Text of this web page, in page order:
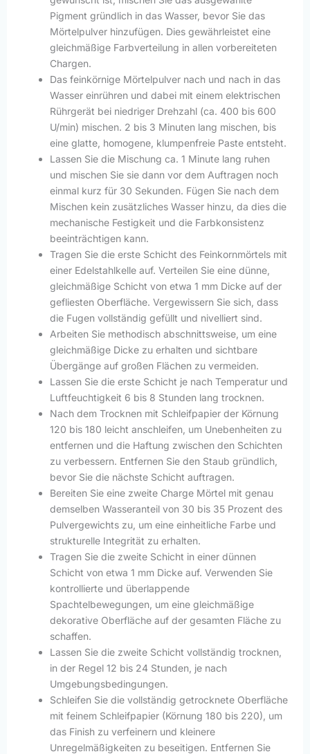
Pigment gründlich in das Wasser, bevor Sie das
Mörtelpulver hinzufügen. Dies gewährleistet eine
gleichmäßige Farbverteilung in allen vorbereiteten
Chargen.
Das feinkörnige Mörtelpulver nach und nach in das
Wasser einrühren und dabei mit einem elektrischen
Rührgerät bei niedriger Drehzahl (ca. 400 bis 600
U/min) mischen. 2 bis 3 Minuten lang mischen, bis
eine glatte, homogene, klumpenfreie Paste entsteht.
Lassen Sie die Mischung ca. 1 Minute lang ruhen
und mischen Sie sie dann vor dem Auftragen noch
einmal kurz für 30 Sekunden. Fügen Sie nach dem
Mischen kein zusätzliches Wasser hinzu, da dies die
mechanische Festigkeit und die Farbkonsistenz
beeinträchtigen kann.
Tragen Sie die erste Schicht des Feinkornmörtels mit
einer Edelstahlkelle auf. Verteilen Sie eine dünne,
gleichmäßige Schicht von etwa 1 mm Dicke auf der
gefliesten Oberfläche. Vergewissern Sie sich, dass
die Fugen vollständig gefüllt und nivelliert sind.
Arbeiten Sie methodisch abschnittsweise, um eine
gleichmäßige Dicke zu erhalten und sichtbare
Übergänge auf großen Flächen zu vermeiden.
Lassen Sie die erste Schicht je nach Temperatur und
Luftfeuchtigkeit 6 bis 8 Stunden lang trocknen.
Nach dem Trocknen mit Schleifpapier der Körnung
120 bis 180 leicht anschleifen, um Unebenheiten zu
entfernen und die Haftung zwischen den Schichten
zu verbessern. Entfernen Sie den Staub gründlich,
bevor Sie die nächste Schicht auftragen.
Bereiten Sie eine zweite Charge Mörtel mit genau
demselben Wasseranteil von 30 bis 35 Prozent des
Pulvergewichts zu, um eine einheitliche Farbe und
strukturelle Integrität zu erhalten.
Tragen Sie die zweite Schicht in einer dünnen
Schicht von etwa 1 mm Dicke auf. Verwenden Sie
kontrollierte und überlappende
Spachtelbewegungen, um eine gleichmäßige
dekorative Oberfläche auf der gesamten Fläche zu
schaffen.
Lassen Sie die zweite Schicht vollständig trocknen,
in der Regel 12 bis 24 Stunden, je nach
Umgebungsbedingungen.
Schleifen Sie die vollständig getrocknete Oberfläche
mit feinem Schleifpapier (Körnung 180 bis 220), um
das Finish zu verfeinern und kleinere
Unregelmäßigkeiten zu beseitigen. Entfernen Sie